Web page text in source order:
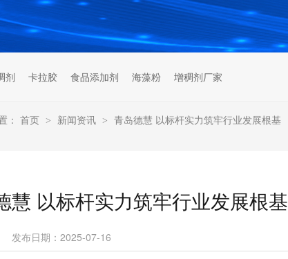
剂 卡拉胶 食品添加剂 海藻粉 增稠剂厂家
： 首页 > 新闻资讯 > 青岛德慧 以标杆实力筑牢行业发展根基
慧 以标杆实力筑牢行业发展根基
发布日期：2025-07-16